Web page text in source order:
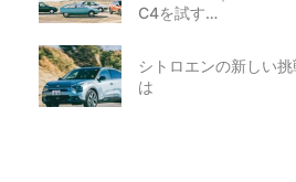
C4を試す…
シトロエンの新しい
は